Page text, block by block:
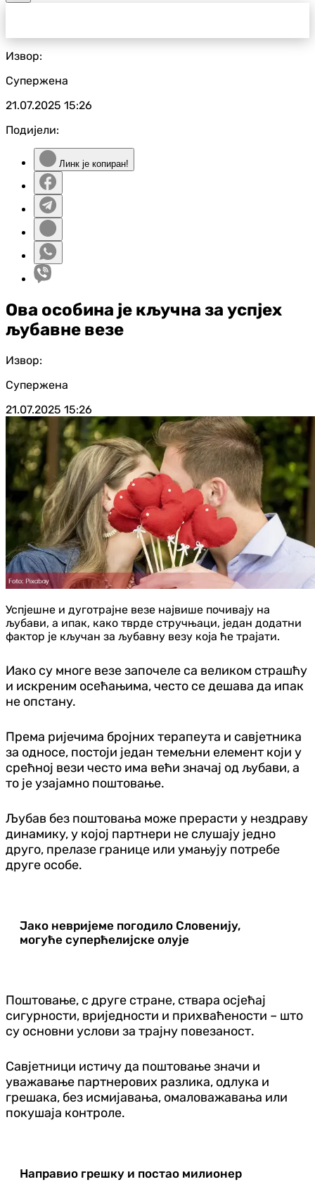
Извор:
Супержена
21.07.2025 15:26
Подијели:
Линк је копиран!
Ова особина је кључна за успјех
љубавне везе
Извор:
Супержена
21.07.2025 15:26
Успјешне и дуготрајне везе највише почивају на
љубави, а ипак, како тврде стручњаци, један додатни
фактор је кључан за љубавну везу која ће трајати.
Иако су многе везе започеле са великом страшћу
и искреним осећањима, често се дешава да ипак
не опстану.
Према ријечима бројних терапеута и савјетника
за односе, постоји један темељни елемент који у
срећној вези често има већи значај од љубави, а
то је узајамно поштовање.
Љубав без поштовања може прерасти у нездраву
динамику, у којој партнери не слушају једно
друго, прелазе границе или умањују потребе
друге особе.
Јако невријеме погодило Словенију,
могуће суперћелијске олује
Поштовање, с друге стране, ствара осјећај
сигурности, вриједности и прихваћености – што
су основни услови за трајну повезаност.
Савјетници истичу да поштовање значи и
уважавање партнерових разлика, одлука и
грешака, без исмијавања, омаловажавања или
покушаја контроле.
Направио грешку и постао милионер